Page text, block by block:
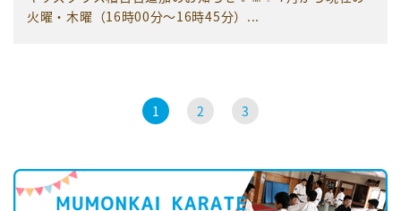
火曜・木曜（16時00分〜16時45分）...
1 2 3